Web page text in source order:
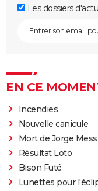
Les dossiers d'actu
EN CE
Incendies
Nouvelle canicule
Mort de Jorge
Résultat Loto
Bison Futé
Lunettes pour